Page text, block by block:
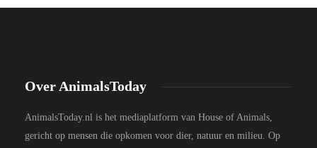
Over AnimalsToday
AnimalsToday.nl is het mediaplatform van House of Animals,
gericht op mensen die opkomen voor dier, natuur en milieu. Op